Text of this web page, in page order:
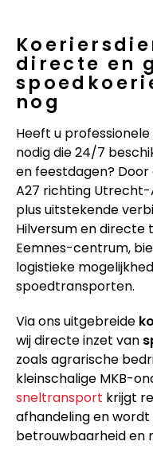
directe en
nog
Heeft u professionele
nodig die 24/7
en feestdagen?
A27 richting Utrecht-
plus uitstekende
Hilversum en directe
Eemnes-centrum,
logistieke
spoedtransporten.
Via ons uitgebreide
wij directe inzet van
zoals agrarische
kleinschalige MKB-
sneltransport krijgt
afhandeling en
betrouwbaarheid en